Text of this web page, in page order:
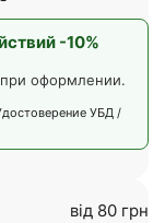
-10%
при оформлении.
УБД /
від 80 грн